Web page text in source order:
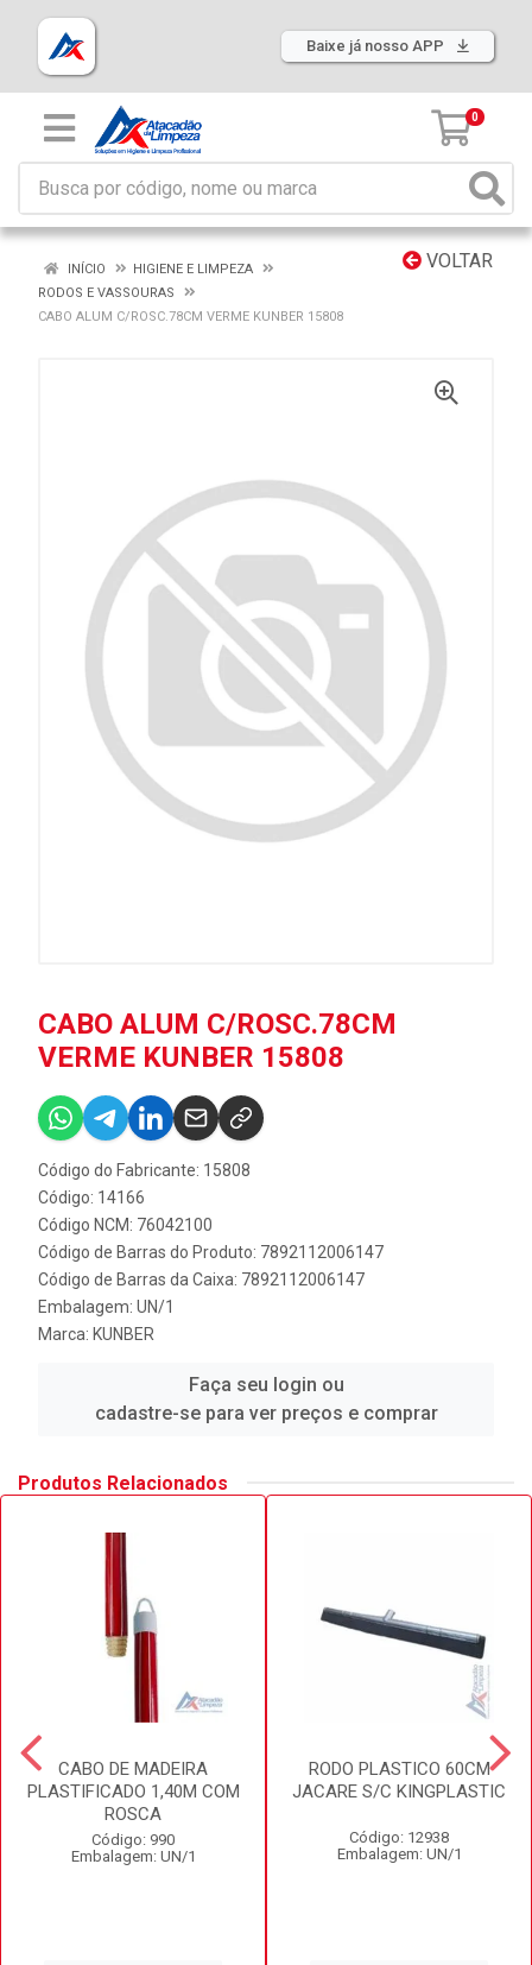
Baixe já nosso APP
0
VOLTAR
INÍCIO
HIGIENE E LIMPEZA
RODOS E VASSOURAS
CABO ALUM C/ROSC.78CM VERME KUNBER 15808
CABO ALUM C/ROSC.78CM
VERME KUNBER 15808
Código do Fabricante: 15808
Código: 14166
Código NCM: 76042100
Código de Barras do Produto: 7892112006147
Código de Barras da Caixa: 7892112006147
Embalagem: UN/1
Marca: KUNBER
Faça seu login ou
cadastre-se para ver preços e comprar
Produtos Relacionados
CABO DE MADEIRA
PLASTIFICADO 1,40M COM
ROSCA
Código: 990
Embalagem: UN/1
RODO PLASTICO 60CM
JACARE S/C KINGPLASTIC
Código: 12938
Embalagem: UN/1